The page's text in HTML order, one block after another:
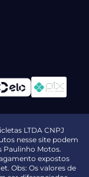
LTDA CNPJ
nesse site podem
Paulinho Motos.
expostos
Obs: Os valores de